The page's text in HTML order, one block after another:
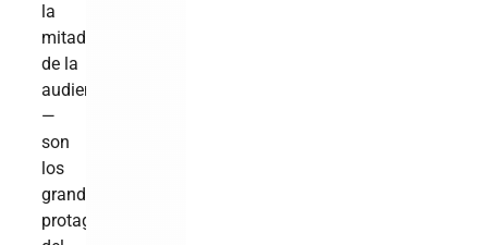
la
mitad
de la
audiencia
—
son
los
grandes
protagonistas